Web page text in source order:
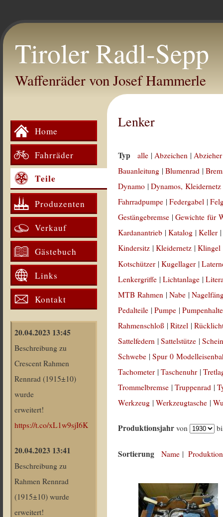
Tiroler Radl-Sepp
Waffenräder von Josef Hammerle
Home
Fahrräder
Teile
Produzenten
Verkauf
Gästebuch
Links
Kontakt
20.04.2023 13:45
Beschreibung zu
Crescent Rahmen
Rennrad (1915±10)
wurde
erweitert!
https://t.co/xL1w9sjI6K
20.04.2023 13:41
Beschreibung zu
Rahmen Rennrad
(1915±10) wurde
erweitert!
Lenker
Typ alle |Abzeichen |
Bauanleitung |Blumenrad |
Dynamo |Dynamos, Kleidernetz
Fahrradpumpe |Federgabel |
Gestängebremse |Gewichte für
Kardanantrieb |Katalog |Keller
Kindersitz |Kleidernetz |Klingel
Kotschützer |Kugellager |
Lenkergriffe |Lichtanlage |
MTB Rahmen |Nabe |
Pedalteile |Pumpe |
Rahmenschloß |Ritzel |
Sattelfedern |Sattelstütze |
Schwebe |Spur 0
Tachometer |Taschenuhr |
Trommelbremse |Truppenrad |
Werkzeug |Werkzeugtasche |
Produktionsjahr von
Sortierung Name |